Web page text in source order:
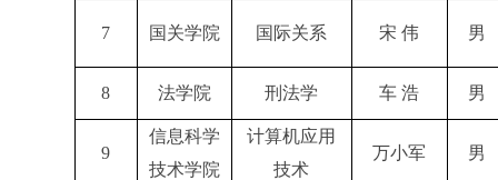
7 国关学院 国际关系 宋 伟 男
8 法学院 刑法学 车 浩 男
9
信息科学
技术学院
计算机应用
技术
万小军 男